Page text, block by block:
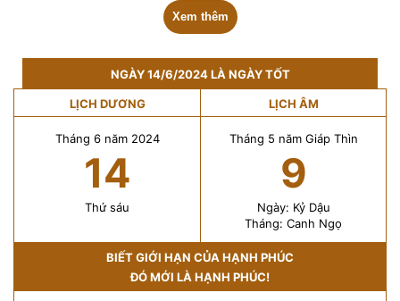
Xem thêm
NGÀY 14/6/2024 LÀ NGÀY TỐT
LỊCH DƯƠNG LỊCH ÂM
Tháng 6 năm 2024
14
Thứ sáu
Tháng 5 năm Giáp Thìn
9
Ngày: Kỷ Dậu
Tháng: Canh Ngọ
BIẾT GIỚI HẠN CỦA HẠNH PHÚC
ĐÓ MỚI LÀ HẠNH PHÚC!